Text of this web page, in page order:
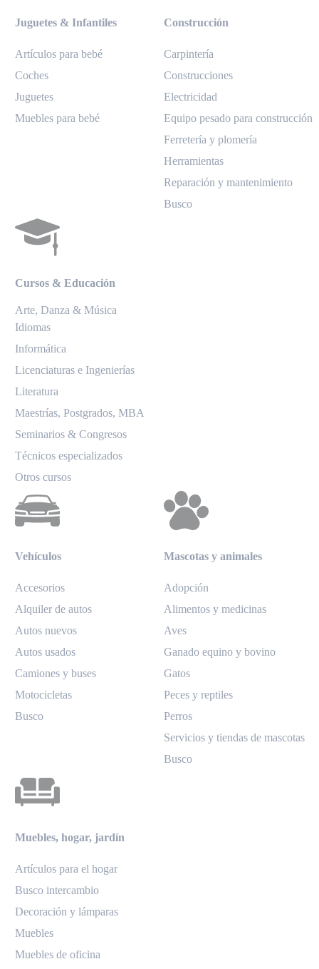
Juguetes & Infantiles
Artículos para bebé
Coches
Juguetes
Muebles para bebé
Construcción
Carpintería
Construcciones
Electricidad
Equipo pesado para construcción
Ferretería y plomería
Herramientas
Reparación y mantenimiento
Busco
Cursos & Educación
Arte, Danza & Música
Idiomas
Informática
Licenciaturas e Ingenierías
Literatura
Maestrías, Postgrados, MBA
Seminarios & Congresos
Técnicos especializados
Otros cursos
Vehículos
Accesorios
Alquiler de autos
Autos nuevos
Autos usados
Camiones y buses
Motocicletas
Busco
Mascotas y animales
Adopción
Alimentos y medicinas
Aves
Ganado equino y bovino
Gatos
Peces y reptiles
Perros
Servicios y tiendas de mascotas
Busco
Muebles, hogar, jardín
Artículos para el hogar
Busco intercambio
Decoración y lámparas
Muebles
Muebles de oficina